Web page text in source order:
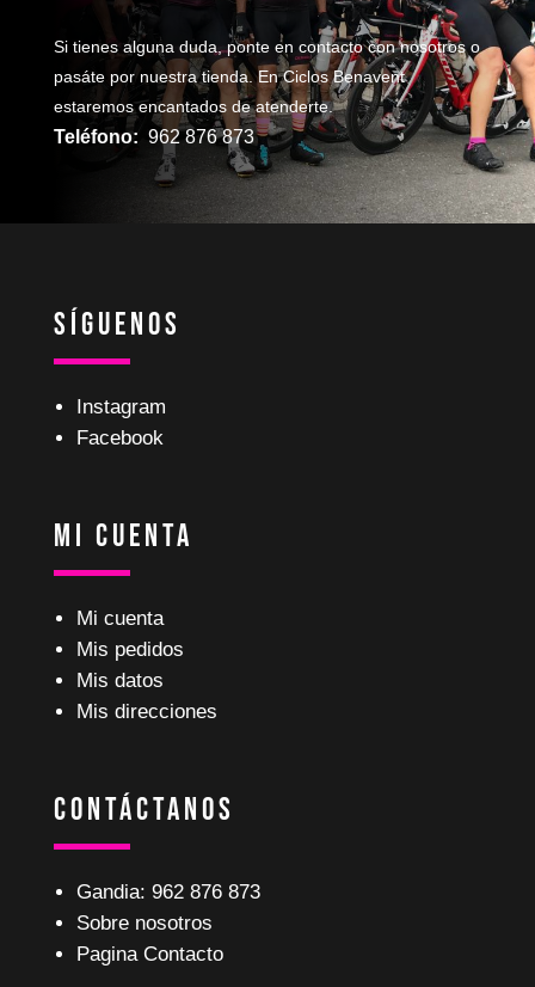
Si tienes alguna duda, ponte en contacto con nosotros o
pasáte por nuestra tienda. En Ciclos Benavent
estaremos encantados de atenderte.
Teléfono: 962 876 873
Síguenos
Instagram
Facebook
Mi Cuenta
Mi cuenta
Mis pedidos
Mis datos
Mis direcciones
Contáctanos
Gandia: 962 876 873
Sobre nosotros
Pagina Contacto